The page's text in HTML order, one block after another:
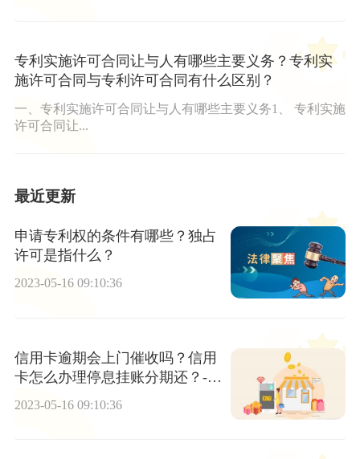
专利实施许可合同让与人有哪些主要义务？专利实
施许可合同与专利许可合同有什么区别？
一、专利实施许可合同让与人有哪些主要义务1、 专利实施
许可合同让...
最近更新
申请专利权的条件有哪些？独占
许可是指什么？
2023-05-16 09:10:36
信用卡逾期会上门催收吗？信用
卡怎么办理停息挂账分期还？-全
2023-05-16 09:10:36